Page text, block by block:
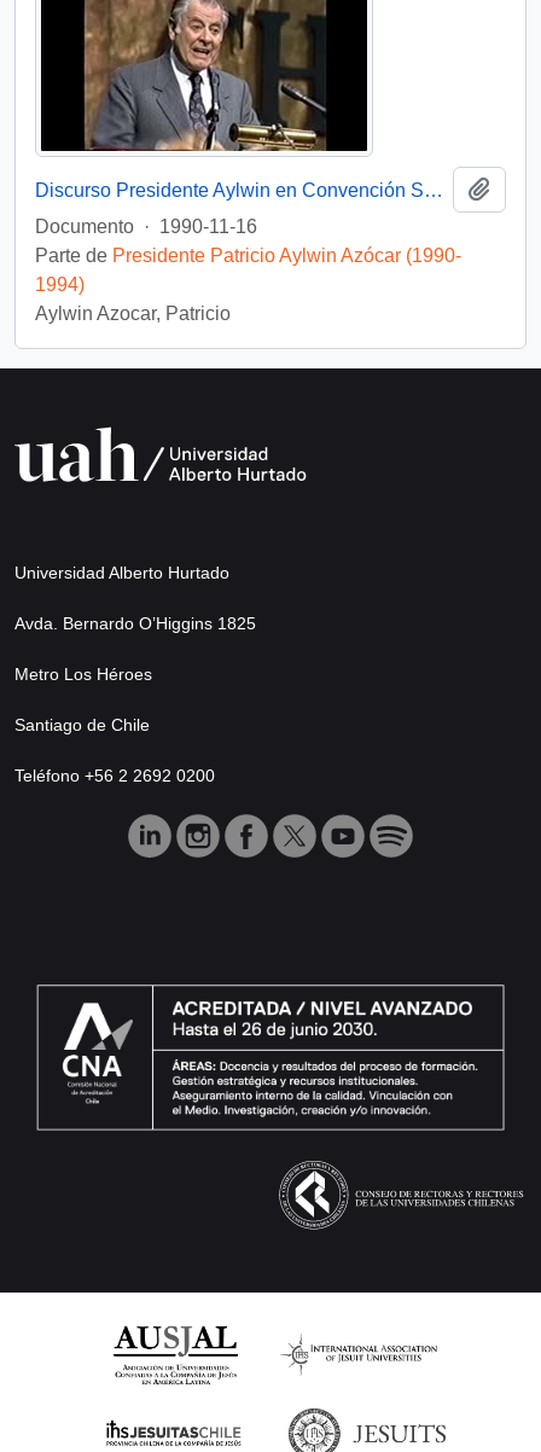
Discurso Presidente Aylwin en Convención Santiago: Video
Documento · 1990-11-16
Parte de Presidente Patricio Aylwin Azócar (1990-
1994)
Aylwin Azocar, Patricio
Universidad Alberto Hurtado
Avda. Bernardo O’Higgins 1825
Metro Los Héroes
Santiago de Chile
Teléfono +56 2 2692 0200